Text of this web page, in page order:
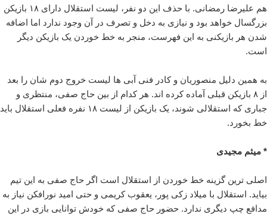
هم علیرضا رمضانی. با حذف این دو نفر، لیست استقلال دارای ۱۸ بازیکن
بزرگسال خواهد بود و نیازی به دخل و تصرف در آن وجود ندارد اما اضافه
شدن هر بازیکنی به این فهرست، منجر به خط خوردن یک بازیکن دیگر
است.
به همین دلیل منصوریان و کادر فنی آبی ها لیست خروج دوم شان را بعد
از ۸ بازیکن قبلی آماده کرده اند. هر کدام از بین حاج صفی، منتظری و
جباری که استقلالی شوند، یک بازیکن از لیست ۱۸ نفره فعلی استقلال باید
خط بخورد.
* میثم مجیدی
اصلی ترین گزینه خط خوردن از استقلال است اگر حاج صفی به این تیم
بیاید. استقلال با میلاد زکی پور، یعقوب کریمی و حتی امید نورافکن نیاز به
مدافع چپ دیگری ندارد. حضور حاج صفی که خودش توانایی بازی در این